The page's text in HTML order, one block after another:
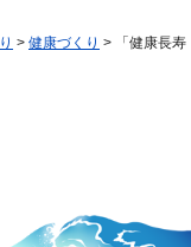
> 健康づくり > 「健康長寿